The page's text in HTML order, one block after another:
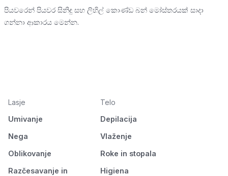
පියවරෙන් පියවර සිනිඳු සහ ලිහිල් කොණ්ඩ බන් මෝස්තරයක් සාදා
ගන්නා ආකාරය මෙන්න.
Lasje
Umivanje
Nega
Oblikovanje
Razčesavanje in
Telo
Depilacija
Vlaženje
Roke in stopala
Higiena